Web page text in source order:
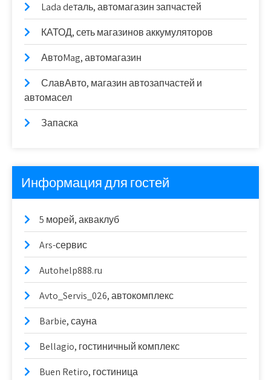
Lada deталь, автомагазин запчастей
КАТОД, сеть магазинов аккумуляторов
АвтоMag, автомагазин
СлавАвто, магазин автозапчастей и
автомасел
Запаска
Информация для гостей
5 морей, акваклуб
Ars-сервис
Autohelp888.ru
Avto_Servis_026, автокомплекс
Barbie, сауна
Bellagio, гостиничный комплекс
Buen Retiro, гостиница